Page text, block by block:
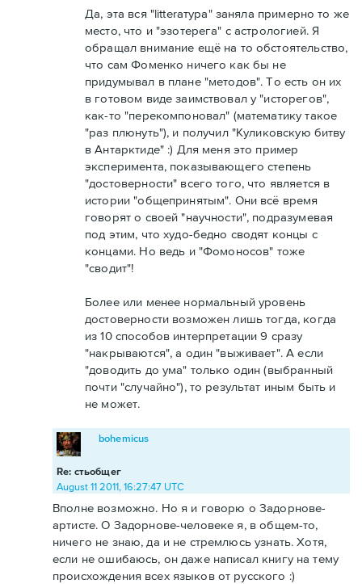
Да, эта вся "litterатура" заняла примерно то же
место, что и "эзотерега" с астрологией. Я
обращал внимание ещё на то обстоятельство,
что сам Фоменко ничего как бы не
придумывал в плане "методов". То есть он их
в готовом виде заимствовал у "исторегов",
как-то "перекомпоновал" (математику такое
"раз плюнуть"), и получил "Куликовскую битву
в Антарктиде" :) Для меня это пример
эксперимента, показывающего степень
"достоверности" всего того, что является в
истории "общепринятым". Они всё время
говорят о своей "научности", подразумевая
под этим, что худо-бедно сводят концы с
концами. Но ведь и "Фомоносов" тоже
"сводит"!
Более или менее нормальный уровень
достоверности возможен лишь тогда, когда
из 10 способов интерпретации 9 сразу
"накрываются", а один "выживает". А если
"доводить до ума" только один (выбранный
почти "случайно"), то результат иным быть и
не может.
Re: стьобщег
bohemicus
August 11 2011, 16:27:47 UTC
Вполне возможно. Но я и говорю о Задорнове-
артисте. О Задорнове-человеке я, в общем-то,
ничего не знаю, да и не стремлюсь узнать. Хотя,
если не ошибаюсь, он даже написал книгу на тему
происхождения всех языков от русского :)